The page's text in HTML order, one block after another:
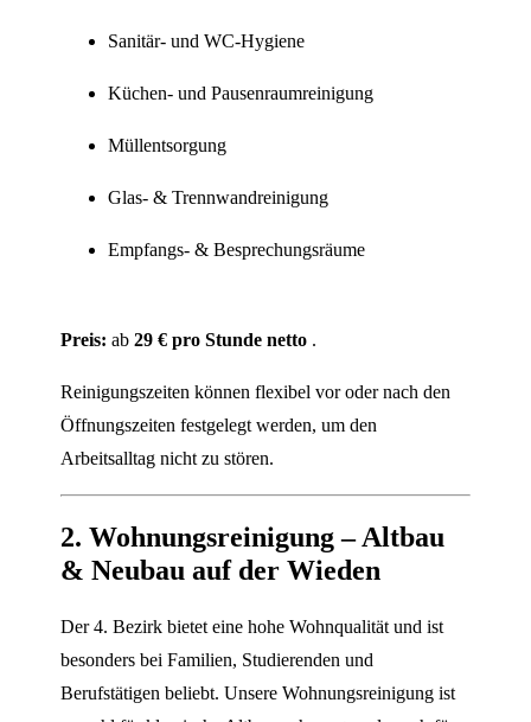
Sanitär- und WC-Hygiene
Küchen- und Pausenraumreinigung
Müllentsorgung
Glas- & Trennwandreinigung
Empfangs- & Besprechungsräume
Preis: ab29 € pro Stunde netto .
Reinigungszeiten können flexibel vor oder nach den
Öffnungszeiten festgelegt werden, um den
Arbeitsalltag nicht zu stören.
2. Wohnungsreinigung – Altbau
& Neubau auf der Wieden
Der 4. Bezirk bietet eine hohe Wohnqualität und ist
besonders bei Familien, Studierenden und
Berufstätigen beliebt. Unsere Wohnungsreinigung ist